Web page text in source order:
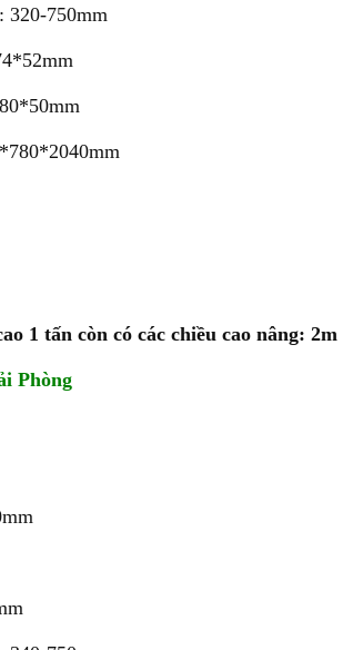
320-750mm
1 tấn còn có các chiều cao nâng: 2m
Phòng